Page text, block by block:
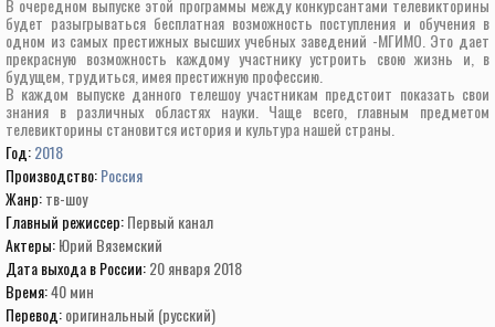
В очередном выпуске этой программы между конкурсантами телевикторины
будет разыгрываться бесплатная возможность поступления и обучения в
одном из самых престижных высших учебных заведений -МГИМО. Это дает
прекрасную возможность каждому участнику устроить свою жизнь и, в
будущем, трудиться, имея престижную профессию.
В каждом выпуске данного телешоу участникам предстоит показать свои
знания в различных областях науки. Чаще всего, главным предметом
телевикторины становится история и культура нашей страны.
Год:2018
Производство:Россия
Жанр:тв-шоу
Главный режиссер:Первый канал
Актеры:Юрий Вяземский
Дата выхода в России:20 января 2018
Время:40 мин
Перевод:оригинальный (русский)